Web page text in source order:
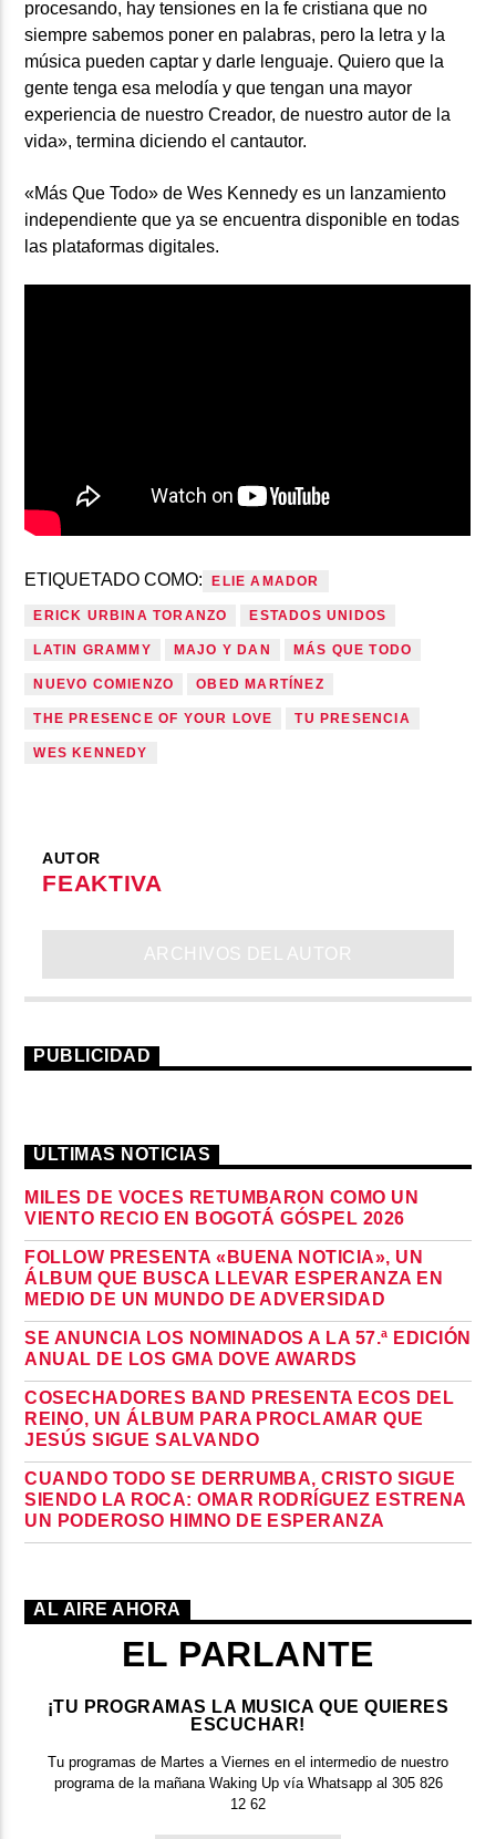
procesando, hay tensiones en la fe cristiana que no
siempre sabemos poner en palabras, pero la letra y la
música pueden captar y darle lenguaje. Quiero que la
gente tenga esa melodía y que tengan una mayor
experiencia de nuestro Creador, de nuestro autor de la
vida», termina diciendo el cantautor.
«Más Que Todo» de Wes Kennedy es un lanzamiento
independiente que ya se encuentra disponible en todas
las plataformas digitales.
ETIQUETADO COMO: ELIE AMADOR
ERICK URBINA TORANZO ESTADOS UNIDOS
LATIN GRAMMY MAJO Y DAN MÁS QUE TODO
NUEVO COMIENZO OBED MARTÍNEZ
THE PRESENCE OF YOUR LOVE TU PRESENCIA
WES KENNEDY
AUTOR
FEAKTIVA
ARCHIVOS DEL AUTOR
PUBLICIDAD
ÚLTIMAS NOTICIAS
MILES DE VOCES RETUMBARON COMO UN
VIENTO RECIO EN BOGOTÁ GÓSPEL 2026
FOLLOW PRESENTA «BUENA NOTICIA», UN
ÁLBUM QUE BUSCA LLEVAR ESPERANZA EN
MEDIO DE UN MUNDO DE ADVERSIDAD
SE ANUNCIA LOS NOMINADOS A LA 57.ª EDICIÓN
ANUAL DE LOS GMA DOVE AWARDS
COSECHADORES BAND PRESENTA ECOS DEL
REINO, UN ÁLBUM PARA PROCLAMAR QUE
JESÚS SIGUE SALVANDO
CUANDO TODO SE DERRUMBA, CRISTO SIGUE
SIENDO LA ROCA: OMAR RODRÍGUEZ ESTRENA
UN PODEROSO HIMNO DE ESPERANZA
AL AIRE AHORA
EL PARLANTE
¡TU PROGRAMAS LA MUSICA QUE QUIERES
ESCUCHAR!
Tu programas de Martes a Viernes en el intermedio de nuestro
programa de la mañana Waking Up vía Whatsapp al 305 826
12 62